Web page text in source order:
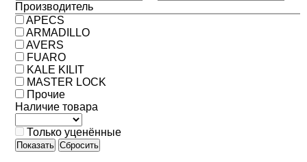
Производитель
APECS
ARMADILLO
AVERS
FUARO
KALE KILIT
MASTER LOCK
Прочие
Наличие товара
Только уценённые
Показать Сбросить